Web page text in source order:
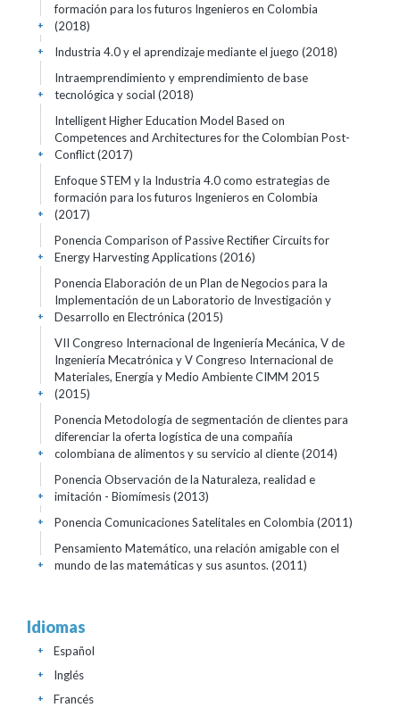
formación para los futuros Ingenieros en Colombia
(2018)
+
Industria 4.0 y el aprendizaje mediante el juego (2018)
+
Intraemprendimiento y emprendimiento de base
tecnológica y social (2018)
+
Intelligent Higher Education Model Based on
Competences and Architectures for the Colombian Post-
Conflict(2017)
+
Enfoque STEM y la Industria 4.0 como estrategias de
formación para los futuros Ingenieros en Colombia
(2017)
+
Ponencia Comparison of Passive Rectifier Circuits for
Energy Harvesting Applications(2016)
+
Ponencia Elaboración de un Plan de Negocios para la
Implementación de un Laboratorio de Investigación y
Desarrollo en Electrónica (2015)
+
VII Congreso Internacional de Ingeniería Mecánica, V de
Ingeniería Mecatrónica y V Congreso Internacional de
Materiales, Energía y Medio Ambiente CIMM 2015
(2015)
+
Ponencia Metodología de segmentación de clientes para
diferenciar la oferta logística de una compañía
colombiana de alimentos y su servicio al cliente(2014)
+
Ponencia Observación de la Naturaleza, realidad e
imitación - Biomímesis(2013)
+
Ponencia Comunicaciones Satelitales en Colombia (2011)
+
Pensamiento Matemático, una relación amigable con el
mundo de las matemáticas y sus asuntos. (2011)
+
Idiomas
Español
+
Inglés
+
Francés
+